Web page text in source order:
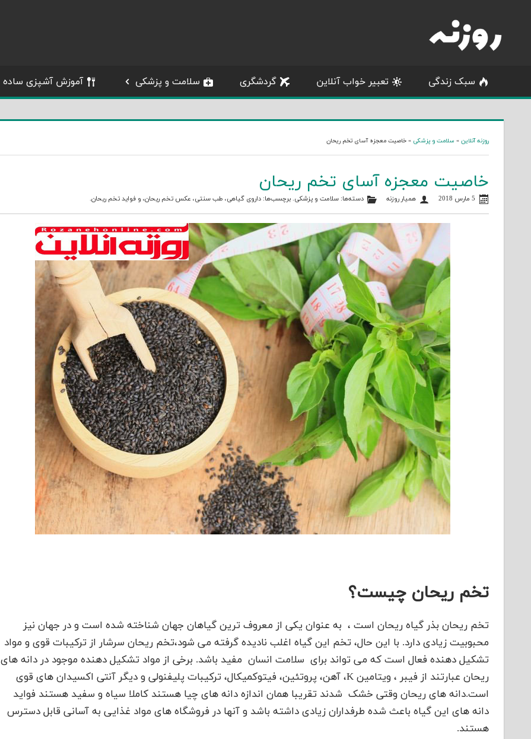
content
سبک زندگی تعبیر خواب آنلاین گردشگری سلامت و پزشکی آموزش آشپزی ساده
روزنه آنلاین » سلامت و پزشکی »خاصیت معجزه آسای تخم ریحان
خاصیت معجزه آسای تخم ریحان
5 مارس 2018 همیار روزنه دسته‌ها:سلامت و پزشکی. برچسب‌ها:داروی گیاهی، طب سنتی، عکس تخم ریحان، وفواید تخم ریحان.
تخم ریحان چیست؟
تخم ریحان بذر گیاه ریحان است ، به عنوان یکی از معروف ترین گیاهان جهان شناخته شده است و در جهان نیز
محبوبیت زیادی دارد. با این حال، تخم این گیاه اغلب نادیده گرفته می شود،تخم ریحان سرشار از ترکیبات قوی و مواد
تشکیل دهنده فعال است که می تواند برای سلامت انسان مفید باشد. برخی از مواد تشکیل دهنده موجود در دانه های
ریحان عبارتند از فیبر ، ویتامین K، آهن، پروتئین، فیتوکمیکال، ترکیبات پلیفنولی و دیگر آنتی اکسیدان های قوی
است.دانه های ریحان وقتی خشک شدند تقریبا همان اندازه دانه های چیا هستند کاملا سیاه و سفید هستند فواید
دانه های این گیاه باعث شده طرفداران زیادی داشته باشد و آنها در فروشگاه های مواد غذایی به آسانی قابل دسترس
هستند.